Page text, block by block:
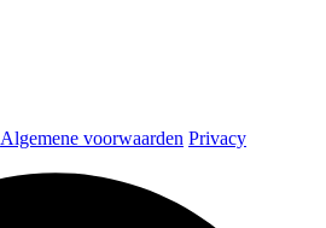
Algemene voorwaarden Privacy